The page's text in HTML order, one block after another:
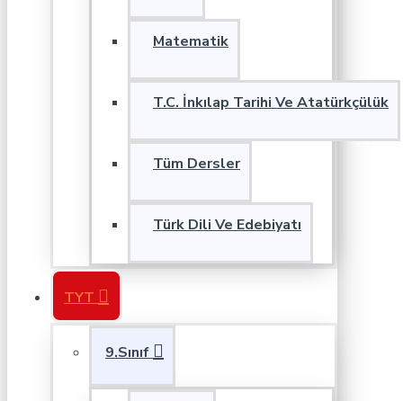
Matematik
T.C. İnkılap Tarihi Ve Atatürkçülük
Tüm Dersler
Türk Dili Ve Edebiyatı
TYT
9.Sınıf